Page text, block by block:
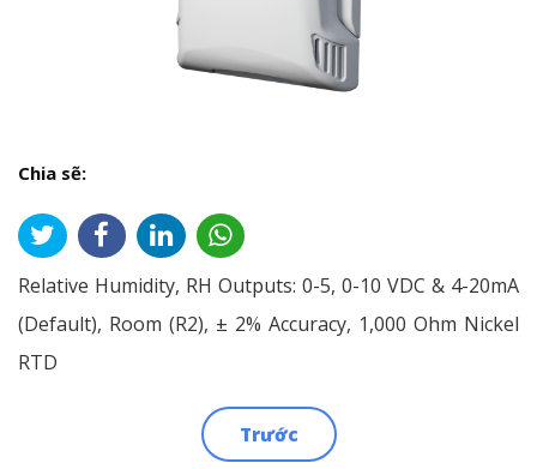
Chia sẽ:
Relative Humidity, RH Outputs: 0-5, 0-10 VDC & 4-20mA
(Default), Room (R2), ± 2% Accuracy, 1,000 Ohm Nickel
RTD
Trước